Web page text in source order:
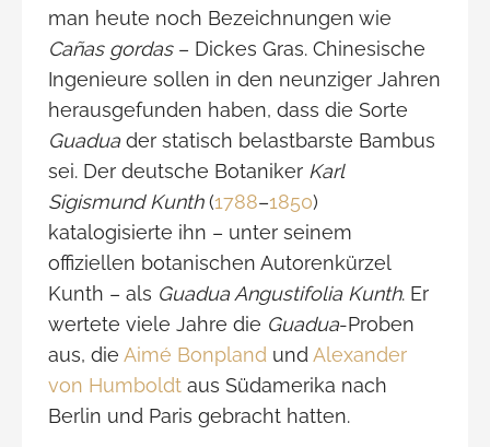
man heute noch Bezeichnungen wie
Cañas gordas– Dickes Gras. Chinesische
Ingenieure sollen in den neunziger Jahren
herausgefunden haben, dass die Sorte
Guadua der statisch belastbarste Bambus
sei. Der deutsche Botaniker Karl
Sigismund Kunth(1788–1850)
katalogisierte ihn – unter seinem
offiziellen botanischen Autorenkürzel
Kunth – als Guadua Angustifolia Kunth. Er
wertete viele Jahre die Guadua-Proben
aus, die Aimé Bonpland und Alexander
von Humboldt aus Südamerika nach
Berlin und Paris gebracht hatten.